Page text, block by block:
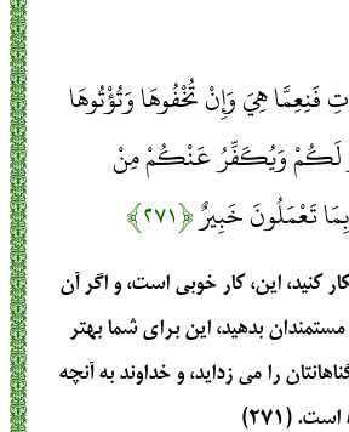
فَنِعِمَّا هِيَ وَإِنْ تُخْفُوهَا وَتُؤْتُوهَا
لَكُمْ وَيُكَفِّرُ عَنْكُمْ مِنْ
تَعْمَلُونَ خَبِيرٌ﴿۲۷۱﴾
كنيد، اين‏، كار خوبى است‏، و اگر آن
مستمندان بدهيد، اين براى شما بهتر
را مى‏ زدايد، و خداوند به آنچه
(۲۷۱)